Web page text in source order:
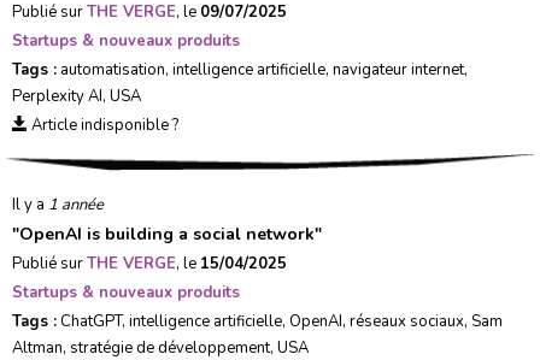
Publié surTHE VERGE, le 09/07/2025
Startups & nouveaux produits
Tags : automatisation, intelligence artificielle, navigateur internet,
Perplexity AI, USA
Article indisponible ?
Il y a 1 année
"OpenAI is building a social network"
Publié surTHE VERGE, le 15/04/2025
Startups & nouveaux produits
Tags :ChatGPT, intelligence artificielle, OpenAI, réseaux sociaux, Sam
Altman, stratégie de développement, USA